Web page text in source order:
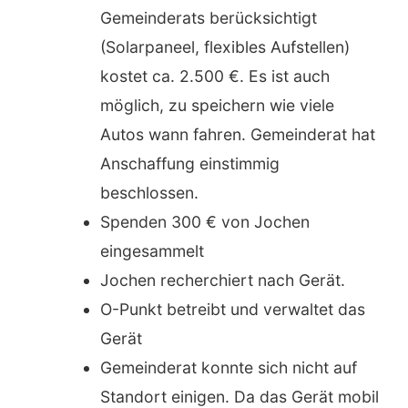
Gemeinderats berücksichtigt
(Solarpaneel, flexibles Aufstellen)
kostet ca. 2.500 €. Es ist auch
möglich, zu speichern wie viele
Autos wann fahren. Gemeinderat hat
Anschaffung einstimmig
beschlossen.
Spenden 300 € von Jochen
eingesammelt
Jochen recherchiert nach Gerät.
O-Punkt betreibt und verwaltet das
Gerät
Gemeinderat konnte sich nicht auf
Standort einigen. Da das Gerät mobil